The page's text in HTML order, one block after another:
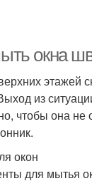
окна
этажей
из
чтобы она не
окон
для мытья